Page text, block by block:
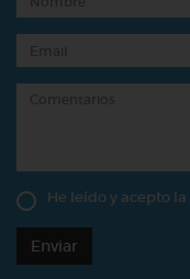
He leído y acepto la
Enviar